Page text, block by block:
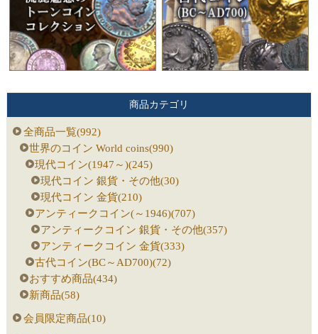
商品カテゴリ
全商品一覧(992)
世界のコイン World coins(990)
現代コイン(1947～)(245)
現代コイン 銀貨・その他(30)
現代コイン 金貨(210)
アンティークコイン(～1946)(707)
アンティークコイン 銀貨・その他(357)
アンティークコイン 金貨(333)
古代コイン(BC～AD700)(72)
おすすめ商品(434)
新商品(58)
会員限定商品(10)